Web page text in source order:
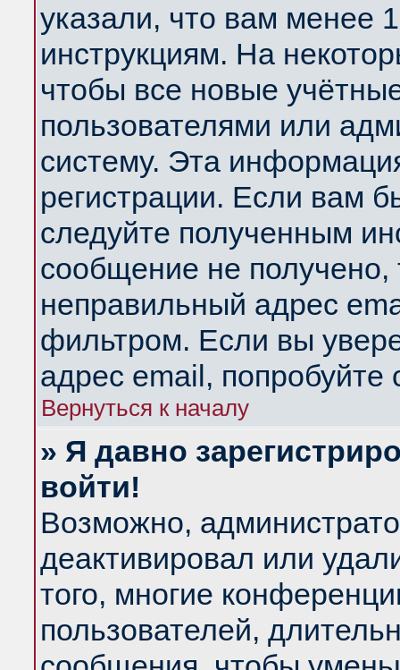
указали, что вам менее
инструкциям. На
чтобы все новые
пользователями или
систему. Эта
регистрации. Если вам
следуйте полученным
сообщение не получено,
неправильный адрес
фильтром. Если вы
адрес email, попробуйте
Вернуться к началу
» Я давно
войти!
Возможно,
деактивировал или
того, многие
пользователей,